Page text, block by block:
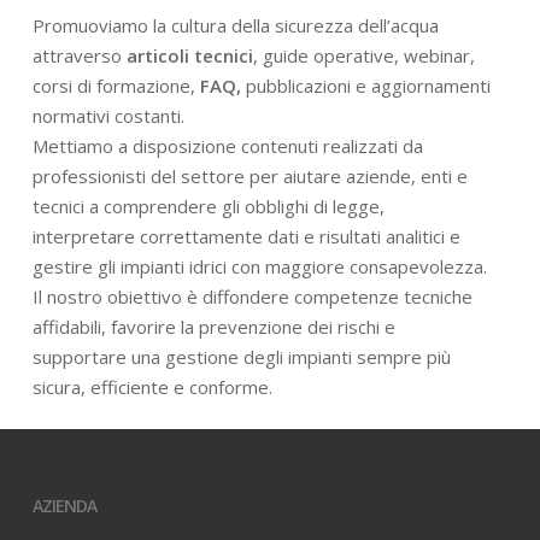
Promuoviamo la cultura della sicurezza dell’acqua
attraverso articoli tecnici, guide operative, webinar,
corsi di formazione, FAQ, pubblicazioni e aggiornamenti
normativi costanti.
Mettiamo a disposizione contenuti realizzati da
professionisti del settore per aiutare aziende, enti e
tecnici a comprendere gli obblighi di legge,
interpretare correttamente dati e risultati analitici e
gestire gli impianti idrici con maggiore consapevolezza.
Il nostro obiettivo è diffondere competenze tecniche
affidabili, favorire la prevenzione dei rischi e
supportare una gestione degli impianti sempre più
sicura, efficiente e conforme.
AZIENDA